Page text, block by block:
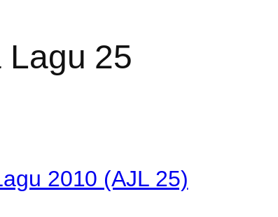
Lagu 25
2010 (AJL 25)